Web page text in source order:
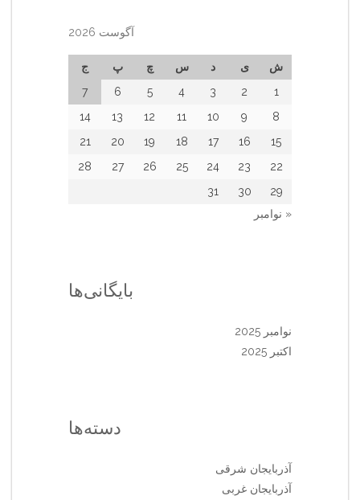
آگوست 2026
ش ی د س چ پ
ج
1
2
3
4
5
6
7
8
9
10
11
12
13
14
15
16
17
18
19
20
21
22
23
24
25
26
27
28
29
30
31
« نوامبر
بایگانی‌ها
نوامبر 2025
اکتبر 2025
دسته‌ها
آذربایجان شرقی
آذربایجان غربی